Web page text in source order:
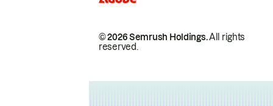
© 2026 Semrush Holdings.All rights
reserved.